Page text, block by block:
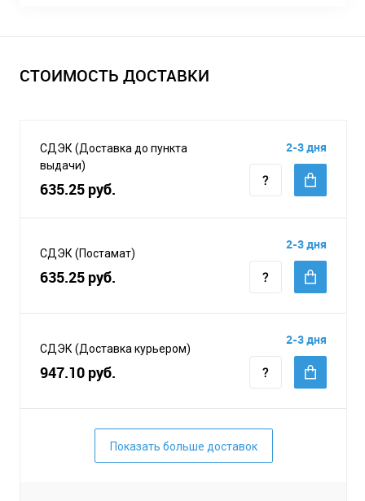
СТОИМОСТЬ ДОСТАВКИ
СДЭК (Доставка до пункта
выдачи)
635.25 руб.
2-3 дня
СДЭК (Постамат)
635.25 руб.
2-3 дня
СДЭК (Доставка курьером)
947.10 руб.
2-3 дня
Показать больше доставок